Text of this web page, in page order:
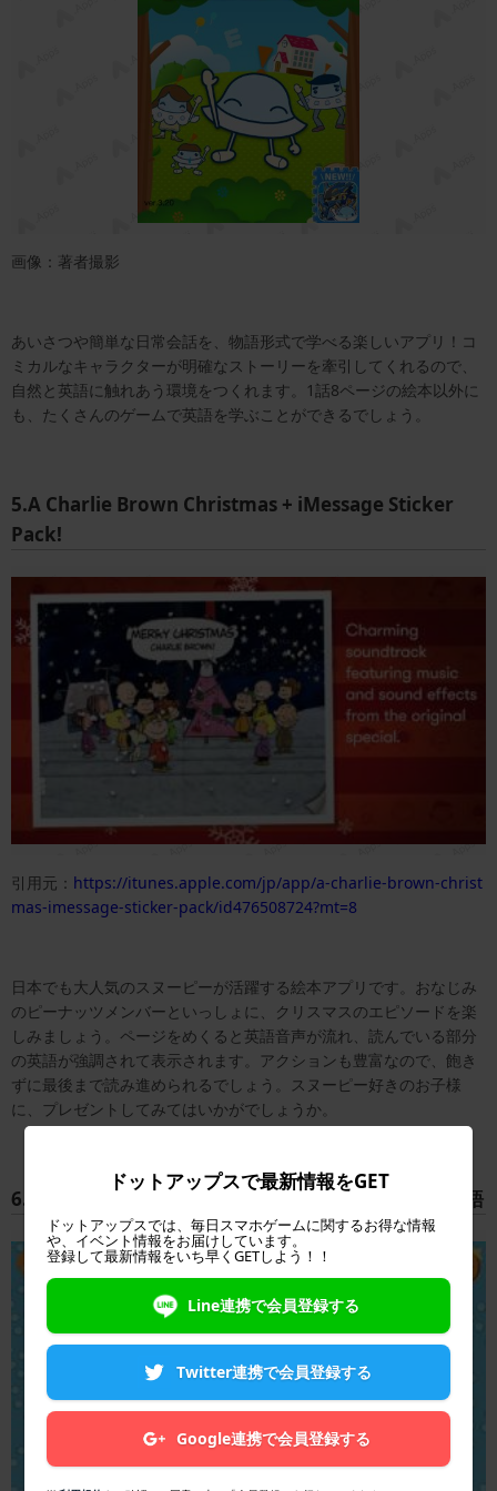
画像：著者撮影
あいさつや簡単な日常会話を、物語形式で学べる楽しいアプリ！コ
ミカルなキャラクターが明確なストーリーを牽引してくれるので、
自然と英語に触れあう環境をつくれます。1話8ページの絵本以外に
も、たくさんのゲームで英語を学ぶことができるでしょう。
5.A Charlie Brown Christmas + iMessage Sticker
Pack!
引用元： https://itunes.apple.com/jp/app/a-charlie-brown-christ
mas-imessage-sticker-pack/id476508724?mt=8
日本でも大人気のスヌーピーが活躍する絵本アプリです。おなじみ
のピーナッツメンバーといっしょに、クリスマスのエピソードを楽
しみましょう。ページをめくると英語音声が流れ、読んでいる部分
の英語が強調されて表示されます。アクションも豊富なので、飽き
ずに最後まで読み進められるでしょう。スヌーピー好きのお子様
に、プレゼントしてみてはいかがでしょうか。
6.Learning Time with Timmy 1 – 初めて出会う英単語
ドットアップスで最新情報をGET
ドットアップスでは、毎日スマホゲームに関するお得な情報
や、イベント情報をお届けしています。
登録して最新情報をいち早くGETしよう！！
Line連携で会員登録する
Twitter連携で会員登録する
Google連携で会員登録する